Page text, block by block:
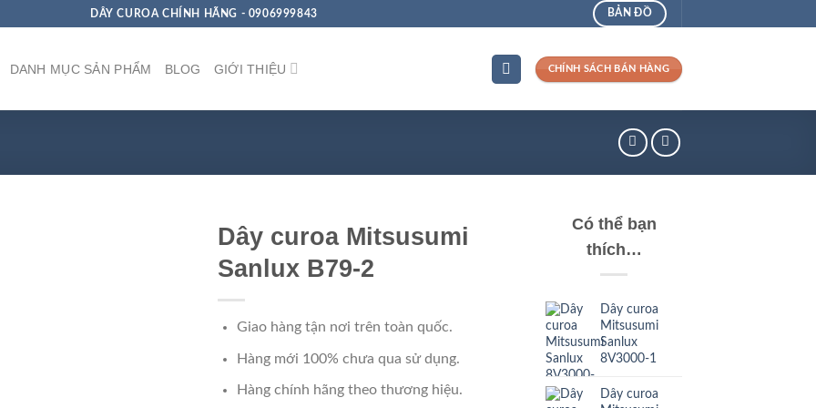
DÂY CUROA CHÍNH HÃNG - 0906999843 BẢN ĐỒ
DANH MỤC SẢN PHẨM BLOG GIỚI THIỆU CHÍNH SÁCH BÁN HÀNG
Dây curoa Mitsusumi
Sanlux B79-2
Giao hàng tận nơi trên toàn quốc.
Hàng mới 100% chưa qua sử dụng.
Hàng chính hãng theo thương hiệu.
Có thể bạn
thích…
Dây curoa
Mitsusumi
Sanlux
8V3000-1
Dây curoa